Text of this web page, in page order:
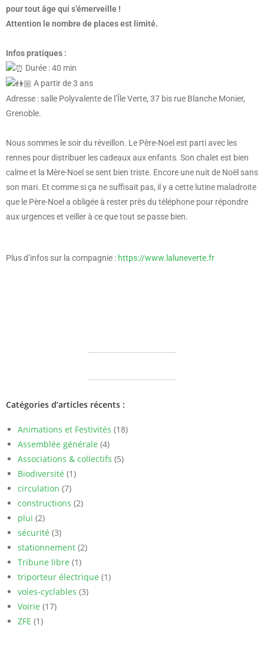
pour tout âge qui s’émerveille !
Attention le nombre de places est limité.
Infos pratiques :
Durée : 40 min
A partir de 3 ans
Adresse : salle Polyvalente de l’Île Verte, 37 bis rue Blanche Monier,
Grenoble.
Nous sommes le soir du réveillon. Le Père-Noel est parti avec les
rennes pour distribuer les cadeaux aux enfants. Son chalet est bien
calme et la Mère-Noel se sent bien triste. Encore une nuit de Noël sans
son mari. Et comme si ça ne suffisait pas, il y a cette lutine maladroite
que le Père-Noel a obligée à rester près du téléphone pour répondre
aux urgences et veiller à ce que tout se passe bien.
Plus d’infos sur la compagnie : https://www.laluneverte.fr
Catégories d’articles récents :
Animations et Festivités (18)
Assemblée générale (4)
Associations & collectifs (5)
Biodiversité (1)
circulation (7)
constructions (2)
plui (2)
sécurité (3)
stationnement (2)
Tribune libre (1)
triporteur électrique (1)
voies-cyclables (3)
Voirie (17)
ZFE (1)